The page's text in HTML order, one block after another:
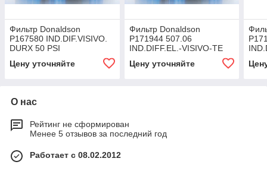
Фильтр Donaldson
P167580 IND.DIF.VISIVO.
DURX 50 PSI
Цену уточняйте
Фильтр Donaldson
P171944 507.06
IND.DIFF.EL.-VISIVO-TE
Цену уточняйте
О нас
Рейтинг не сформирован
Менее 5 отзывов за последний год
Работает с 08.02.2012